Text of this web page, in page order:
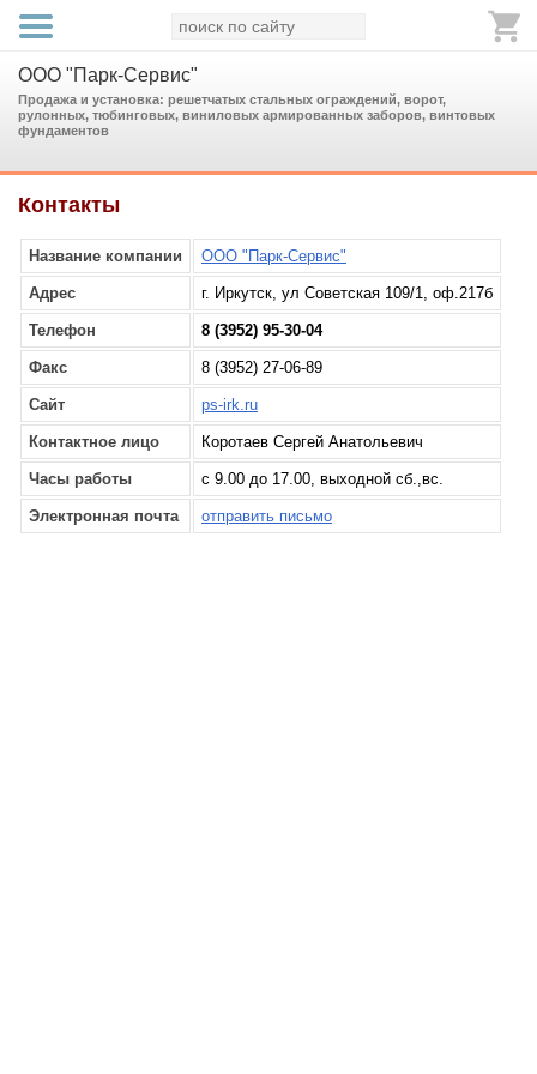
ООО "Парк-Сервис"
Продажа и установка: решетчатых стальных ограждений, ворот,
рулонных, тюбинговых, виниловых армированных заборов, винтовых
фундаментов
Контакты
Название компании ООО "Парк-Сервис"
Адрес г. Иркутск, ул Советская 109/1, оф.217б
Телефон 8 (3952) 95-30-04
Факс 8 (3952) 27-06-89
Сайт ps-irk.ru
Контактное лицо Коротаев Сергей Анатольевич
Часы работы с 9.00 до 17.00, выходной сб.,вс.
Электронная почта отправить письмо